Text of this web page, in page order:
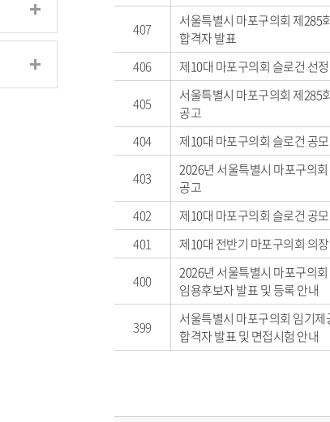
407
서울특별시 마포구의회 제285
합격자 발표
406 제10대 마포구의회 슬로건 선
405
서울특별시 마포구의회 제285
공고
404 제10대 마포구의회 슬로건 공
403
2026년 서울특별시 마포구의
공고
402 제10대 마포구의회 슬로건 공
401
제10대 전반기 마포구의회 의
400
2026년 서울특별시 마포구의
임용후보자 발표 및 등록 안내
399
서울특별시 마포구의회 임기
합격자 발표 및 면접시험 안내